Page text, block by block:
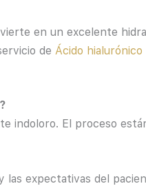
en un excelente
de Ácido
indoloro. El proceso
las expectativas del